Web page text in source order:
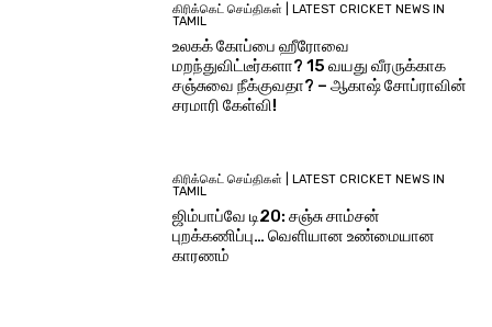
கிரிக்கெட் செய்திகள் | LATEST CRICKET NEWS IN
TAMIL
உலகக் கோப்பை ஹீரோவை
மறந்துவிட்டீர்களா? 15 வயது வீரருக்காக
சஞ்சுவை நீக்குவதா? – ஆகாஷ் சோப்ராவின்
சரமாரி கேள்வி!
கிரிக்கெட் செய்திகள் | LATEST CRICKET NEWS IN
TAMIL
ஜிம்பாப்வே டி20: சஞ்சு சாம்சன்
புறக்கணிப்பு… வெளியான உண்மையான
காரணம்